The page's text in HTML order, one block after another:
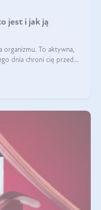
jest i jak ją
To aktywna,
dnia chroni cię przed